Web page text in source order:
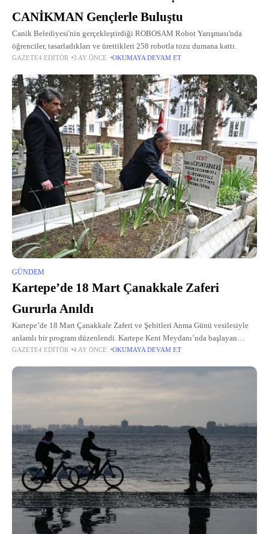
CANİKMAN Gençlerle Buluştu
Canik Belediyesi'nin gerçekleştirdiği ROBOSAM Robot Yarışması'nda
öğrenciler, tasarladıkları ve ürettikleri 258 robotla tozu dumana kattı.
GAZETE4 EDITÖR 3 AY ÖNCE OKUMAYA DEVAM ET
GÜNDEM
Kartepe’de 18 Mart Çanakkale Zaferi
Gururla Anıldı
Kartepe’de 18 Mart Çanakkale Zaferi ve Şehitleri Anma Günü vesilesiyle
anlamlı bir program düzenlendi. Kartepe Kent Meydanı’nda başlayan
tören, şehitlik ziyaretleri ve dualarla devam etti.
GAZETE4 EDITÖR 4 AY ÖNCE OKUMAYA DEVAM ET